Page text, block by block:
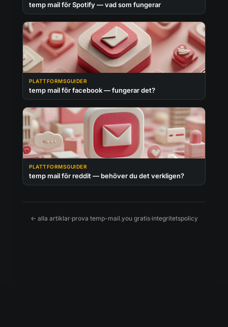
temp mail för Spotify — vad som fungerar
PLATTFORMSGUIDER
temp mail för facebook — fungerar det?
PLATTFORMSGUIDER
temp mail för reddit — behöver du det verkligen?
← alla artiklar·prova temp-mail.you gratis·integritetspolicy